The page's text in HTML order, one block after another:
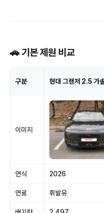
🚗 기본 제원 비교
구분 현대 그랜저 2.5 가
이미지
연식 2026
연료 휘발유